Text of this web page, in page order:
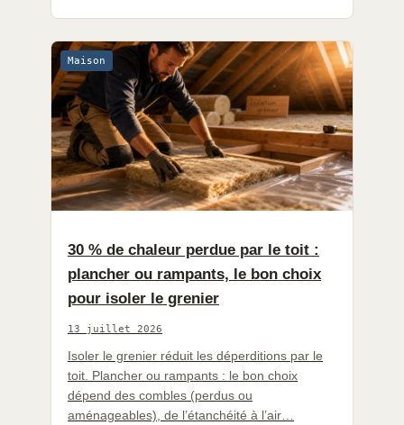
Maison
30 % de chaleur perdue par le toit :
plancher ou rampants, le bon choix
pour isoler le grenier
13 juillet 2026
Isoler le grenier réduit les déperditions par le
toit. Plancher ou rampants : le bon choix
dépend des combles (perdus ou
aménageables), de l’étanchéité à l’air…